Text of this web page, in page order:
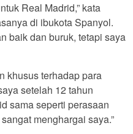
Real Madrid,” kata
di ibukota Spanyol.
baik dan buruk, tetapi saya
khusus terhadap para
setelah 12 tahun
sama seperti perasaan
menghargai saya.”